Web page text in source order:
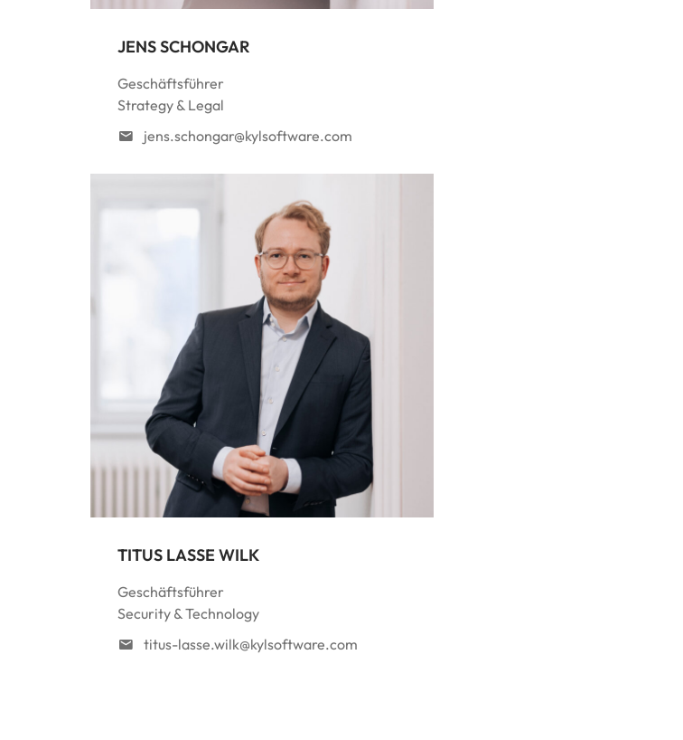
JENS SCHONGAR
Geschäftsführer
Strategy & Legal
jens.schongar@kylsoftware.com
TITUS LASSE WILK
Geschäftsführer
Security & Technology
titus-lasse.wilk@kylsoftware.com